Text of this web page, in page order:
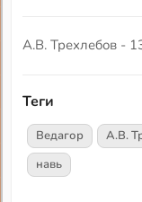
А.В. Трехлебов -
Теги
Ведагор А.В.
навь